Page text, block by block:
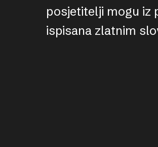
posjetitelji mogu iz
ispisana zlatnim